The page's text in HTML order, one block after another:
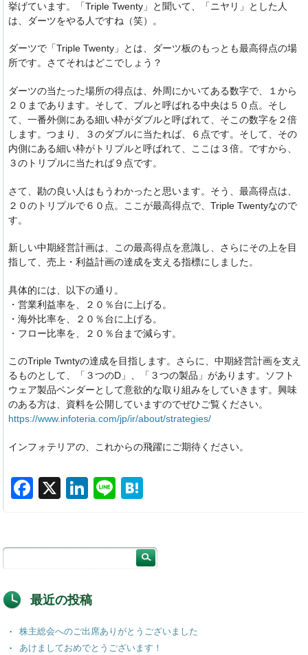
挙げています。「Triple Twenty」と聞いて、「ニヤリ」とした人
は、ダーツをやる人ですね（笑）。
ダーツで「Triple Twenty」とは、ダーツ板のもっとも最高得点の場
所です。さてそれはどこでしょう？
ダーツの当たった場所の得点は、外周にかいてある数字で、１から
２０まであります。そして、ブルと呼ばれる中央は５０点。そし
て、一番外側にある細い枠がダブルと呼ばれて、そこの数字を２倍
します。つまり、３のダブルに当たれば、６点です。そして、その
内側にある細い枠がトリプルと呼ばれて、ここは３倍。ですから、
３のトリプルに当たれば９点です。
さて、勘の良い人はもうわかったと思います。そう、最高得点は、
２０のトリプルで６０点。ここが最高得点で、Triple Twentyなので
す。
新しい中期経営計画は、この最高得点を意識し、さらにその上を目
指して、売上・利益計画の達成を支える指標にしました。
具体的には、以下の通り。
・営業利益率を、２０％台に上げる。
・海外比率を、２０％台に上げる。
・フロー比率を、２０％台まで減らす。
このTriple Twntyの達成を目指します。さらに、中期経営計画を支え
るものとして、「３つのD」、「３つの製品」があります。ソフト
ウェア製品ベンダーとして意欲的な取り組みをしていきます。興味
のある方は、資料を公開していますのでぜひご覧ください。
https://www.infoteria.com/jp/ir/about/strategies/
インフォテリアの、これからの飛躍にご期待ください。
F
e
o
k
X
Li
e
n
Li
n
最近の投稿
株主総会へのご出席ありがとうございました
あけましておめでとうございます！